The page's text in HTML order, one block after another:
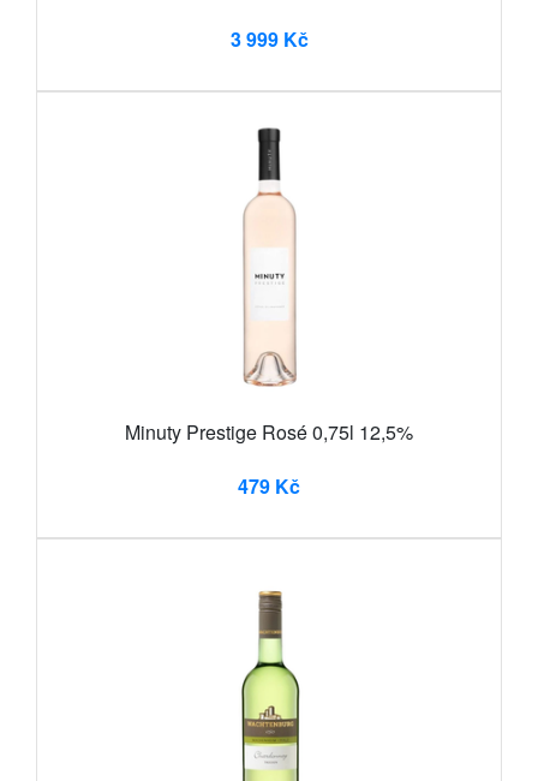
3 999 Kč
Minuty Prestige Rosé 0,75l 12,5%
479 Kč